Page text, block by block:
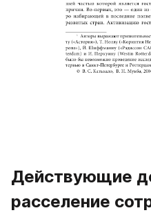
Действующие
расселение